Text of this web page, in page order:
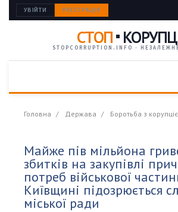
УВІЙТИ РЕЄСТРАЦІЯ
СТОП
STOPCORRUPTION.INFO ·
Головна Держава Боротьба з
Майже пів мільйона
збитків на закупівлі
потреб військової
Київщині підозрюється
міської ради